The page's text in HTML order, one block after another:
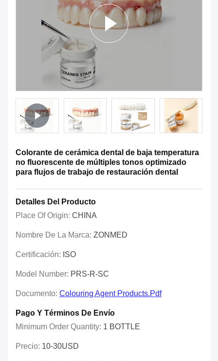
Colorante de cerámica dental de baja temperatura
no fluorescente de múltiples tonos optimizado
para flujos de trabajo de restauración dental
Detalles Del Producto
Place Of Origin: CHINA
Nombre De La Marca: ZONMED
Certificación: ISO
Model Number: PRS-R-SC
Documento: Colouring Agent Products.pdf
Pago Y Términos De Envío
Minimum Order Quantity: 1 BOTTLE
Precio: 10-30USD